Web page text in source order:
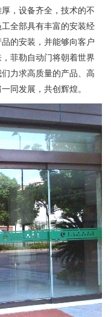
，设备齐全，技术的不
全部具有丰富的安装经
的安装，并能够向客户
菲勒自动门将朝着世界
力求高质量的产品、高
同发展，共创辉煌。